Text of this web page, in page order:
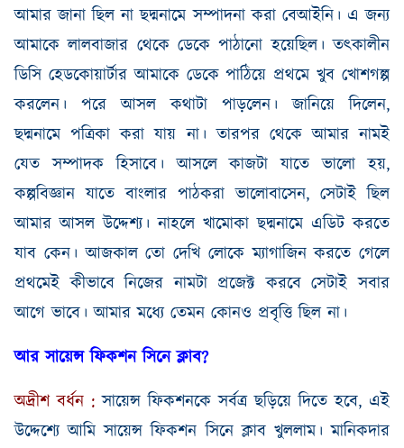
আমার জানা ছিল না ছদ্মনামে সম্পাদনা করা বেআইনি। এ জন্য
আমাকে লালবাজার থেকে ডেকে পাঠানো হয়েছিল। তৎকালীন
ডিসি হেডকোয়ার্টার আমাকে ডেকে পাঠিয়ে প্রথমে খুব খোশগল্প
করলেন। পরে আসল কথাটা পাড়লেন। জানিয়ে দিলেন,
ছদ্মনামে পত্রিকা করা যায় না। তারপর থেকে আমার নামই
যেত সম্পাদক হিসাবে। আসলে কাজটা যাতে ভালো হয়,
কল্পবিজ্ঞান যাতে বাংলার পাঠকরা ভালোবাসেন, সেটাই ছিল
আমার আসল উদ্দেশ্য। নাহলে খামোকা ছদ্মনামে এডিট করতে
যাব কেন। আজকাল তো দেখি লোকে ম্যাগাজিন করতে গেলে
প্রথমেই কীভাবে নিজের নামটা প্রজেক্ট করবে সেটাই সবার
আগে ভাবে। আমার মধ্যে তেমন কোনও প্রবৃত্তি ছিল না।
আর সায়েন্স ফিকশন সিনে ক্লাব?
অদ্রীশ বর্ধন : সায়েন্স ফিকশনকে সর্বত্র ছড়িয়ে দিতে হবে, এই
উদ্দেশ্যে আমি সায়েন্স ফিকশন সিনে ক্লাব খুললাম। মানিকদার